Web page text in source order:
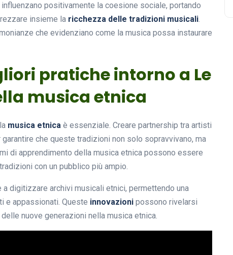
positivamente la coesione sociale, portando
insieme la ricchezza delle tradizioni musicali.
che evidenziano come la musica possa instaurare
pratiche intorno a Le
musica etnica
musica etnica è essenziale. Creare partnership tra artisti
che queste tradizioni non solo sopravvivano, ma
di apprendimento della musica etnica possono essere
con un pubblico più ampio.
digitizzare archivi musicali etnici, permettendo una
e appassionati. Queste innovazioni possono rivelarsi
nuove generazioni nella musica etnica.